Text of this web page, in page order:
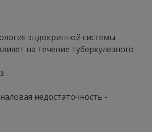
эндокринной системы
на течение туберкулезного
недостаточность -